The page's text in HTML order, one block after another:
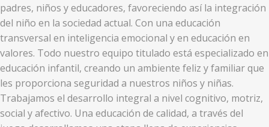
padres, niños y educadores, favoreciendo así la integración
del niño en la sociedad actual. Con una educación
transversal en inteligencia emocional y en educación en
valores. Todo nuestro equipo titulado está especializado en
educación infantil, creando un ambiente feliz y familiar que
les proporciona seguridad a nuestros niños y niñas.
Trabajamos el desarrollo integral a nivel cognitivo, motriz,
social y afectivo. Una educación de calidad, a través del